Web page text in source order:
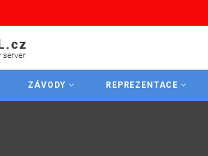
ZÁVODY REPREZENTACE